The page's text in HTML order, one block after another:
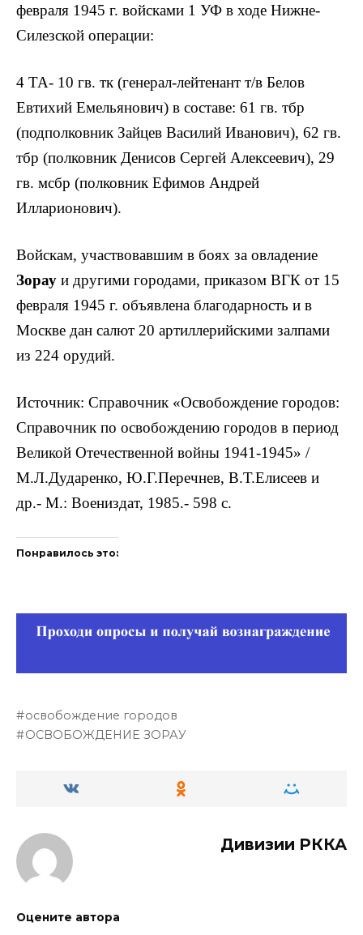
февраля 1945 г. войсками 1 УФ в ходе Нижне-
Силезской операции:
4 ТА- 10 гв. тк (генерал-лейтенант т/в Белов
Евтихий Емельянович) в составе: 61 гв. тбр
(подполковник Зайцев Василий Иванович), 62 гв.
тбр (полковник Денисов Сергей Алексеевич), 29
гв. мсбр (полковник Ефимов Андрей
Илларионович).
Войскам, участвовавшим в боях за овладение
Зорау и другими городами, приказом ВГК от 15
февраля 1945 г. объявлена благодарность и в
Москве дан салют 20 артиллерийскими залпами
из 224 орудий.
Источник: Справочник «Освобождение городов:
Справочник по освобождению городов в период
Великой Отечественной войны 1941-1945» /
М.Л.Дударенко, Ю.Г.Перечнев, В.Т.Елисеев и
др.- М.: Воениздат, 1985.- 598 с.
Понравилось это:
освобождение городов
ОСВОБОЖДЕНИЕ ЗОРАУ
Дивизии РККА
Оцените автора